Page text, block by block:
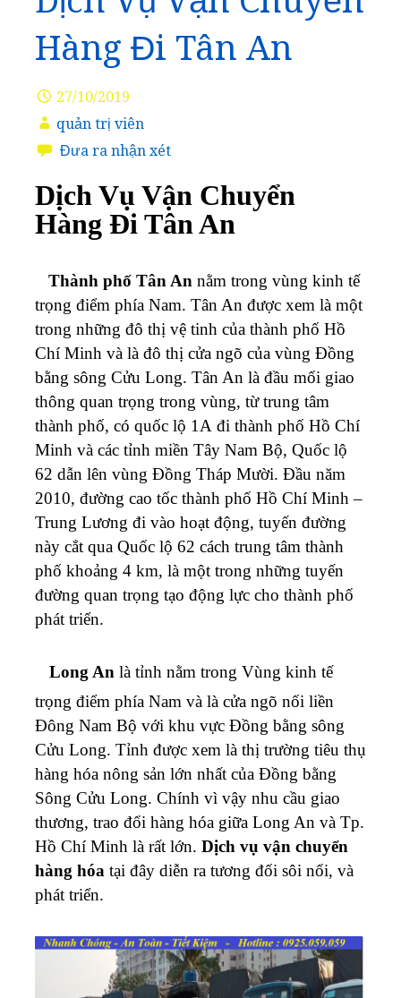
Hàng Đi Tân An
27/10/2019
quản trị viên
Đưa ra nhận xét
Dịch Vụ Vận Chuyển
Hàng Đi Tân An
Thành phố Tân An nằm trong vùng kinh tế
trọng điểm phía Nam. Tân An được xem là một
trong những đô thị vệ tinh của thành phố Hồ
Chí Minh và là đô thị cửa ngõ của vùng Đồng
bằng sông Cửu Long. Tân An là đầu mối giao
thông quan trọng trong vùng, từ trung tâm
thành phố, có quốc lộ 1A đi thành phố Hồ Chí
Minh và các tỉnh miền Tây Nam Bộ, Quốc lộ
62 dẫn lên vùng Đồng Tháp Mười. Đầu năm
2010, đường cao tốc thành phố Hồ Chí Minh –
Trung Lương đi vào hoạt động, tuyến đường
này cắt qua Quốc lộ 62 cách trung tâm thành
phố khoảng 4 km, là một trong những tuyến
đường quan trọng tạo động lực cho thành phố
phát triển.
Long An là tỉnh nằm trong Vùng kinh tế
trọng điểm phía Nam và là cửa ngõ nối liền
Đông Nam Bộ với khu vực Đồng bằng sông
Cửu Long. Tỉnh được xem là thị trường tiêu thụ
hàng hóa nông sản lớn nhất của Đồng bằng
Sông Cửu Long. Chính vì vậy nhu cầu giao
thương, trao đổi hàng hóa giữa Long An và Tp.
Hồ Chí Minh là rất lớn. Dịch vụ vận chuyển
hàng hóa tại đây diễn ra tương đối sôi nổi, và
phát triển.